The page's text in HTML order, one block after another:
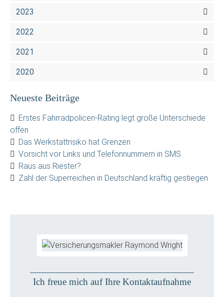
2023
2022
2021
2020
Neueste Beiträge
Erstes Fahrradpolicen-Rating legt große Unterschiede
offen
Das Werkstattrisiko hat Grenzen
Vorsicht vor Links und Telefonnummern in SMS
Raus aus Riester?
Zahl der Superreichen in Deutschland kräftig gestiegen
Ich freue mich auf Ihre Kontaktaufnahme